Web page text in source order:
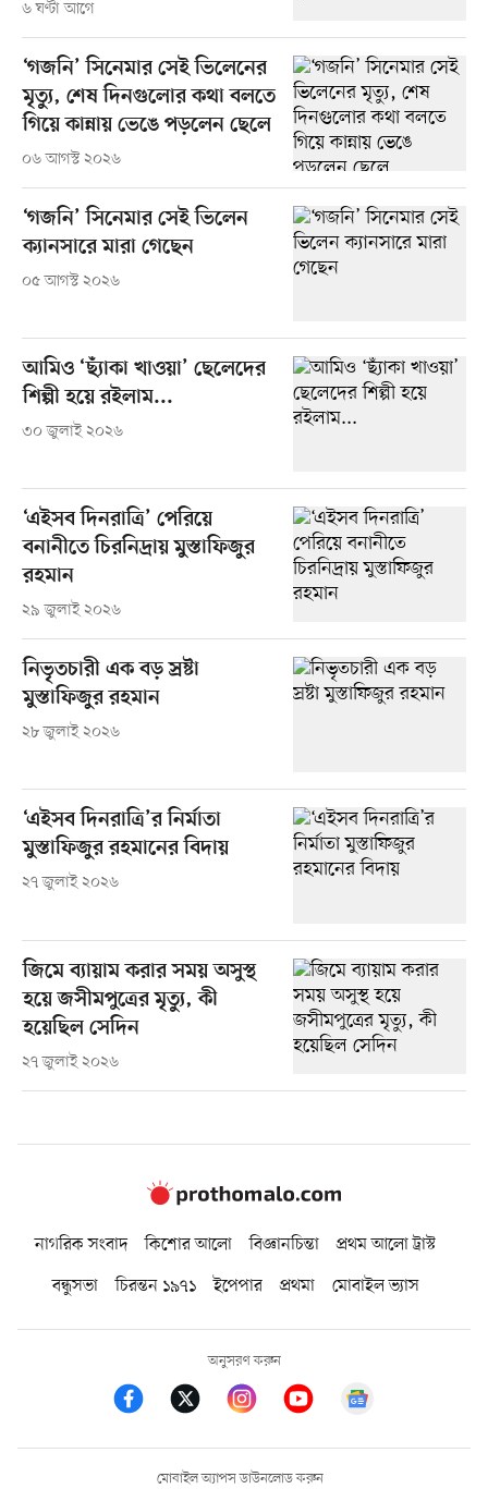
৬ ঘণ্টা আগে
‘গজনি’ সিনেমার সেই ভিলেনের
মৃত্যু, শেষ দিনগুলোর কথা বলতে
গিয়ে কান্নায় ভেঙে পড়লেন ছেলে
০৬ আগস্ট ২০২৬
‘গজনি’ সিনেমার সেই ভিলেন
ক্যানসারে মারা গেছেন
০৫ আগস্ট ২০২৬
আমিও ‘ছ্যাঁকা খাওয়া’ ছেলেদের
শিল্পী হয়ে রইলাম...
৩০ জুলাই ২০২৬
‘এইসব দিনরাত্রি’ পেরিয়ে
বনানীতে চিরনিদ্রায় মুস্তাফিজুর
রহমান
২৯ জুলাই ২০২৬
নিভৃতচারী এক বড় স্রষ্টা
মুস্তাফিজুর রহমান
২৮ জুলাই ২০২৬
‘এইসব দিনরাত্রি’র নির্মাতা
মুস্তাফিজুর রহমানের বিদায়
২৭ জুলাই ২০২৬
জিমে ব্যায়াম করার সময় অসুস্থ
হয়ে জসীমপুত্রের মৃত্যু, কী
হয়েছিল সেদিন
২৭ জুলাই ২০২৬
নাগরিক সংবাদ কিশোর আলো বিজ্ঞানচিন্তা
প্রথম আলো ট্রাস্ট
বন্ধুসভা
চিরন্তন ১৯৭১ ইপেপার প্রথমা মোবাইল ভ্যাস
অনুসরণ করুন
মোবাইল অ্যাপস ডাউনলোড করুন